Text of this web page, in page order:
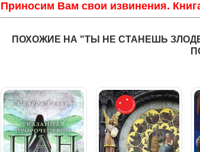
Приносим Вам свои извинения.
ПОХОЖИЕ НА "ТЫ НЕ СТАНЕШЬ